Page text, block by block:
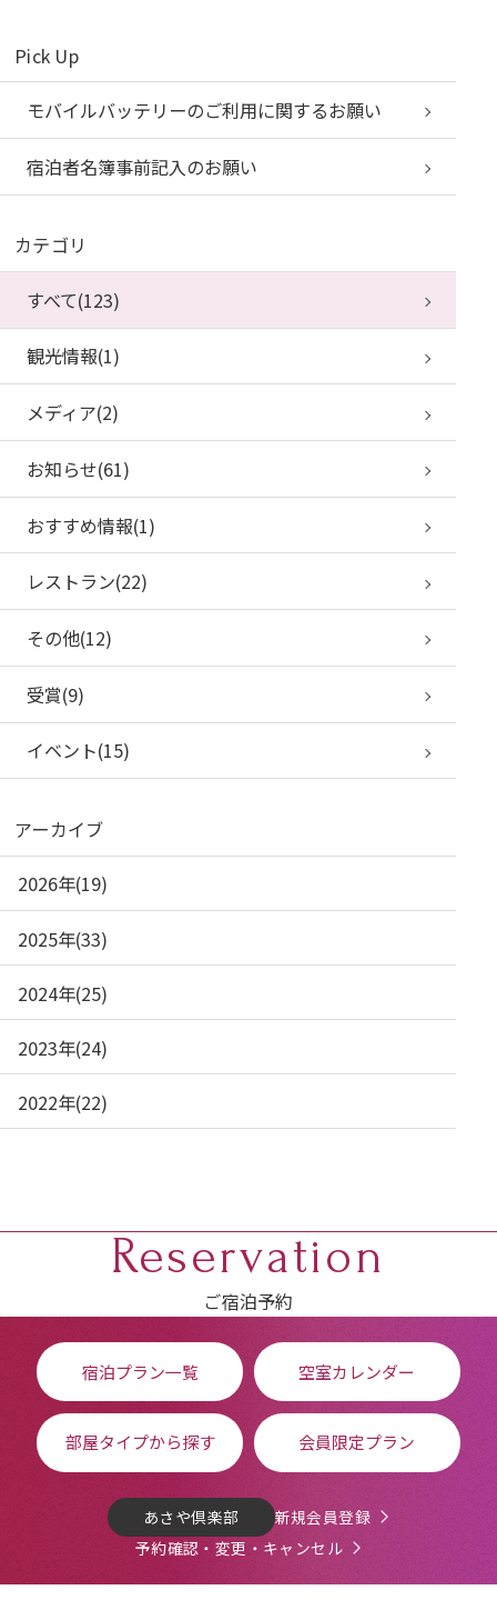
Pick Up
モバイルバッテリーのご利用に関するお願い
宿泊者名簿事前記入のお願い
カテゴリ
すべて(123)
観光情報(1)
メディア(2)
お知らせ(61)
おすすめ情報(1)
レストラン(22)
その他(12)
受賞(9)
イベント(15)
アーカイブ
2026年(19)
2025年(33)
2024年(25)
2023年(24)
2022年(22)
Reservation
ご宿泊予約
宿泊プラン一覧 空室カレンダー
部屋タイプから探す 会員限定プラン
あさや倶楽部
新規会員登録
予約確認・変更・キャンセル